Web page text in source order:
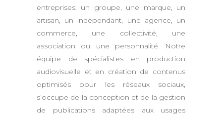
entreprises, un groupe, une marque, un
artisan, un indépendant, une agence, un
commerce, une collectivité, une
association ou une personnalité. Notre
équipe de spécialistes en production
audiovisuelle et en création de contenus
optimisés pour les réseaux sociaux,
s’occupe de la conception et de la gestion
de publications adaptées aux usages